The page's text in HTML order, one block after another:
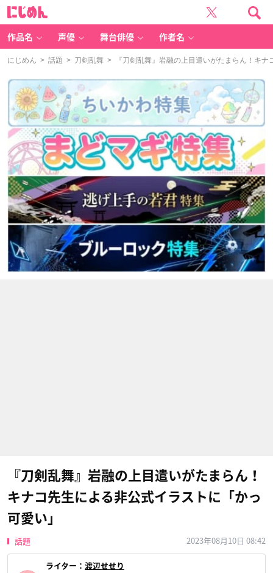
作品名 声優 舞台俳優 作者名
にじめん > 話題 > 刀剣乱舞 > 『刀剣乱舞』岩融の上目遣いがたまらん！キナ
『刀剣乱舞』岩融の上目遣いがたまらん！
キナコ先生による非公式イラストに「かっ
可愛い」
話題 2023年08月10日 08:42
ライター： 渡辺せせり